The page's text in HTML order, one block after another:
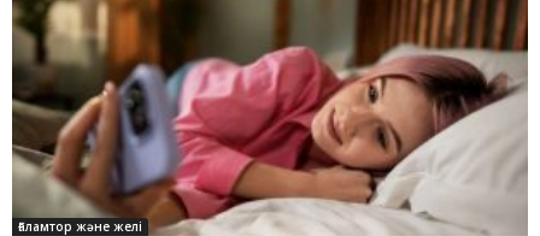
Ғаламтор және желі